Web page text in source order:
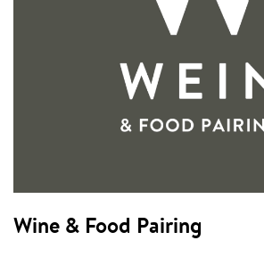
Wine & Food Pairing